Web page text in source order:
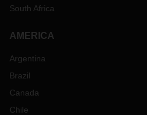
South Africa
AMERICA
Argentina
Brazil
Canada
Chile